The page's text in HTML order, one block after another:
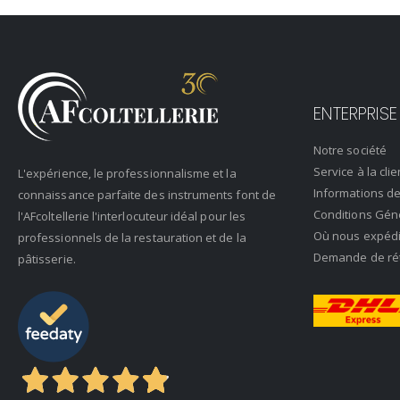
L'expérience, le professionnalisme et la
connaissance parfaite des instruments font de
l'AFcoltellerie l'interlocuteur idéal pour les
professionnels de la restauration et de la
pâtisserie.
ENTERPRISE
Notre société
Service à la
Informations
Conditions
Où nous
Demande de